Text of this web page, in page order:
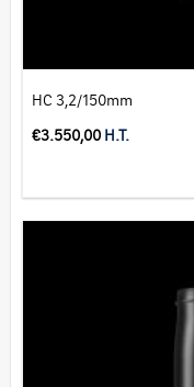
HC 3,2/150mm
€3.550,00 H.T.